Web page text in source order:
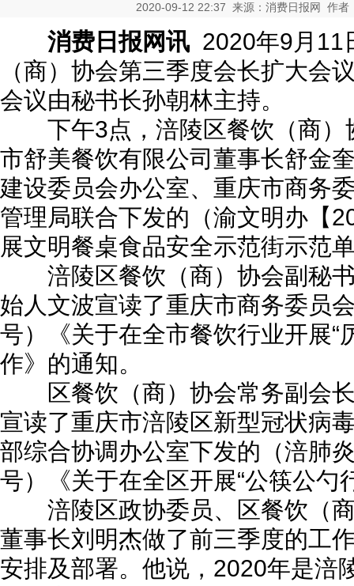
2020-09-12 22:37 来源：消费日报网 作者
消费日报网讯 2020年9月11
（商）协会第三季度会长扩大会
会议由秘书长孙朝林主持。
下午3点，涪陵区餐饮（商）
市舒美餐饮有限公司董事长舒金
建设委员会办公室、重庆市商务
管理局联合下发的（渝文明办【
展文明餐桌食品安全示范街示范
涪陵区餐饮（商）协会副秘书
始人文波宣读了重庆市商务委员
号）《关于在全市餐饮行业开展“
作》的通知。
区餐饮（商）协会常务副会长
宣读了重庆市涪陵区新型冠状病
部综合协调办公室下发的（涪肺
号）《关于在全区开展“公筷公勺
涪陵区政协委员、区餐饮（商
董事长刘明杰做了前三季度的工
安排及部署。他说，2020年是涪